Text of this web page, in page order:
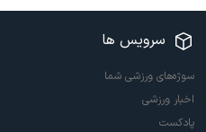
شروع کن!
کنی؟
سرویس ها
سوژه‌های ورزشی شما
اخبار ورزشی
پادکست